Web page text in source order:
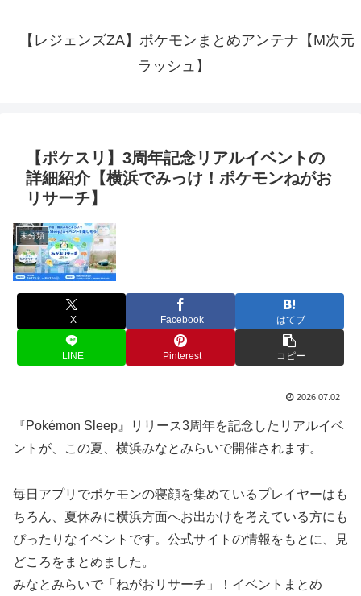
【レジェンズZA】ポケモンまとめアンテナ【M次元
ラッシュ】
【ポケスリ】3周年記念リアルイベントの
詳細紹介【横浜でみっけ！ポケモンねがお
リサーチ】
未分類
X Facebook はてブ
LINE Pinterest コピー
2026.07.02
『Pokémon Sleep』リリース3周年を記念したリアルイベ
ントが、この夏、横浜みなとみらいで開催されます。
毎日アプリでポケモンの寝顔を集めているプレイヤーはも
ちろん、夏休みに横浜方面へお出かけを考えている方にも
ぴったりなイベントです。公式サイトの情報をもとに、見
どころをまとめました。
みなとみらいで「ねがおリサーチ」！イベントまとめ